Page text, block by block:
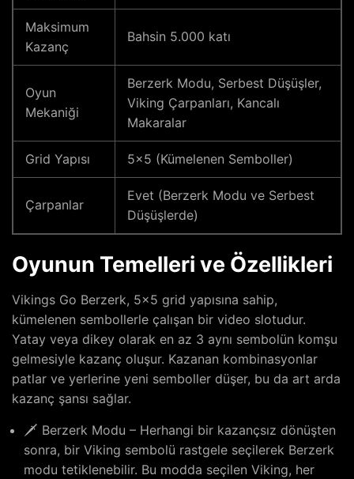
Maksimum
Kazanç
Bahsin 5.000 katı
Oyun
Mekaniği
Berzerk Modu, Serbest Düşüşler,
Viking Çarpanları, Kancalı
Makaralar
Grid Yapısı 5×5 (Kümelenen Semboller)
Çarpanlar
Evet (Berzerk Modu ve Serbest
Düşüşlerde)
Oyunun Temelleri ve Özellikleri
Vikings Go Berzerk, 5×5 grid yapısına sahip,
kümelenen sembollerle çalışan bir video slotudur.
Yatay veya dikey olarak en az 3 aynı sembolün komşu
gelmesiyle kazanç oluşur. Kazanan kombinasyonlar
patlar ve yerlerine yeni semboller düşer, bu da art arda
kazanç şansı sağlar.
🗡️ Berzerk Modu – Herhangi bir kazançsız dönüşten
sonra, bir Viking sembolü rastgele seçilerek Berzerk
modu tetiklenebilir. Bu modda seçilen Viking, her